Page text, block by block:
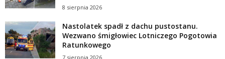
8 sierpnia 2026
Nastolatek spadł z dachu pustostanu.
Wezwano śmigłowiec Lotniczego Pogotowia
Ratunkowego
7 sierpnia 2026